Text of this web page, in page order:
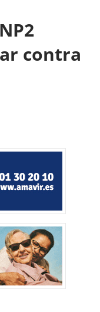
contra